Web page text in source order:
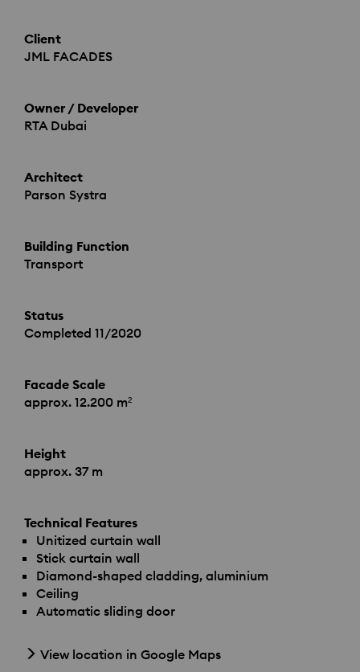
Client
JML FACADES
Owner / Developer
RTADubai
Architect
Parson Systra
Building Function
Transport
Status
Completed 11/2020
Facade Scale
approx. 12.200 m²
Height
approx. 37 m
Technical Features
Unitized curtain wall
Stick curtain wall
Diamond-shaped cladding, aluminium
Ceiling
Automatic sliding door
View location in Google Maps